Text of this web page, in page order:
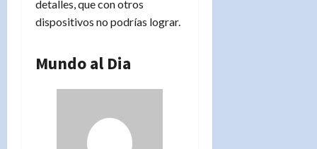
detalles, que con otros
dispositivos no podrías lograr.
Mundo al Dia